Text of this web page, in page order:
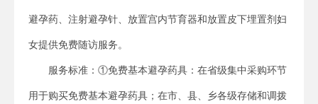
避孕药、注射避孕针、放置宫内节育器和放置皮下埋置剂妇
女提供免费随访服务。
服务标准：①免费基本避孕药具：在省级集中采购环节
用于购买免费基本避孕药具；在市、县、乡各级存储和调拨